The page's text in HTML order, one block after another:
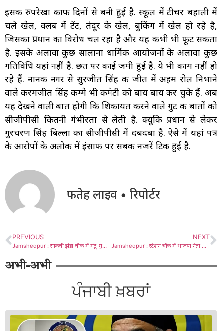
इसकी रुपरेखा काफी दिनों से बनी हुई है. स्कूल में टीचर बहाली में
चले खेल, क्लब में टेंट, तंदूर के खेल, बुकिंग में खेल हो रहे है,
जिसका प्रधान का विरोध चल रहा है और यह कभी भी फूट सकता
है. इसके अलावा कुछ सालाना धार्मिक आयोजनों के अलावा कुछ
गतिविधि यहां नहीं है. छत पर काई जमी हुई है. ये भी काम नहीं हो
रहे हैं. नानक नगर से सुरजीत सिंह की जीत में अहम रोल निभाने
वाले करमजीत सिंह कम्मे भी कमेटी को बाय बाय कर चुके हैं. अब
यह देखने वाली बात होगी कि शिकायत करने वाले गुट की बातों को
सीजीपीसी कितनी गंभीरता से लेती है. क्यूंकि प्रधान से लेकर
गुरचरण सिंह बिल्ला का सीजीपीसी में दबदबा है. ऐसे में यहां पत्र
के आरोपों के अलोक में इंसाफ पर सबकी नजरें टिकी हुई है.
फतेह लाइव • रिपोर्टर
PREVIOUS
Jamshedpur : साकची झंडा चौक में मंटू-मुखे ने शान से फहराया तिरंगा, बाजार में बांटी मिठाई, देखें – Video
NEXT
Jamshedpur : स्टेशन चौक में भाजपा नेता शशि मिश्रा ने किया झंडोत्तोलन, दुकानदार और ऑटो चालक रहे मौजूद
अभी-अभी
ਪੰਜਾਬੀ ਖ਼ਬਰਾਂ